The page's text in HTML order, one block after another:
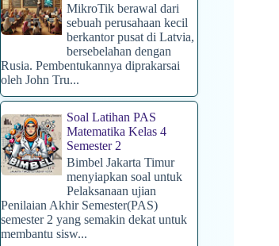
MikroTik berawal dari
sebuah perusahaan kecil
berkantor pusat di Latvia,
bersebelahan dengan
Rusia. Pembentukannya diprakarsai
oleh John Tru...
Soal Latihan PAS
Matematika Kelas 4
Semester 2
Bimbel Jakarta Timur
menyiapkan soal untuk
Pelaksanaan ujian
Penilaian Akhir Semester(PAS)
semester 2 yang semakin dekat untuk
membantu sisw...